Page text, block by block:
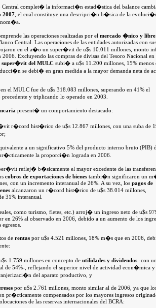
Central complet� la informaci�n estad�stica del balance
2007 , el cual constituye una descripci�n b�sica de la
las operaciones realizadas por el mercado �nico y libre
Central. Las operaciones de las entidades autorizadas con sus
en el a�o un super�vit de u$s 10.011 millones, monto
2006. Excluyendo las compras de divisas del Tesoro Nacional en
super�vit del MULC subi� a u$s 11.200 millones, 15% menos
se debi� en gran medida a la mayor demanda neta de
el MULC fue de u$s 318.083 millones, superando en 41% el
y triplicando lo operado en 2003.
present� un comportamiento destacado:
r�cord hist�rico de u$s 12.867 millones, con una suba de
a un significativo 5% del producto interno bruto (PIB)
la proporci�n lograda en 2006.
reflej� b�sicamente el mayor excedente de las
cobros de exportaciones de bienes tambi�n significaron un
con un incremento interanual de 26%. A su vez, los pagos de
alcanzaron un r�cord hist�rico de u$s 38.014 millones,
31% interanual.
como turismo, fletes, etc.) arroj� un ingreso neto de u$s
en 26% al observado en 2006, debido a un aumento de los
de rentas por u$s 4.521 millones, 18% m�s que en 2006,
1.759 millones en concepto de utilidades y dividendos -con
de 54%-, reflejando el superior nivel de actividad econ�mica y
del aparato productivo, y
por u$s 2.761 millones, monto similar al de 2006, ya que
pr�cticamente compensados por los mayores ingresos
de las reservas internacionales del BCRA: